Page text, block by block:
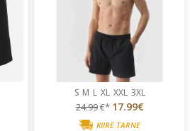
S M L XL XXL 3XL
24.99€* 17.99€
KIIRE TARNE